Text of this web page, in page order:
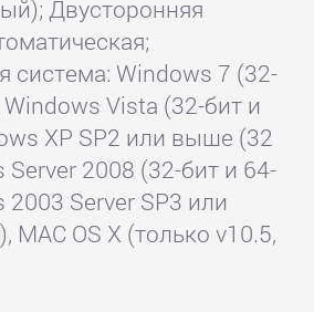
Двусторонняя
система: Windows 7 (32-
Vista (32-бит и
XP SP2 или выше (32
Server 2008 (32-бит и 64-
2003 Server SP3 или
MAC OS X (только v10.5,